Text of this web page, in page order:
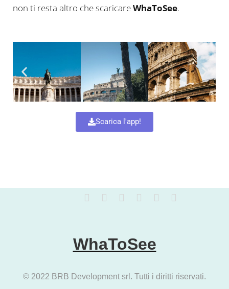
non ti resta altro che scaricareWhaToSee.
Scarica l'app!
WhaToSee
© 2022 BRB Development srl. Tutti i diritti riservati.